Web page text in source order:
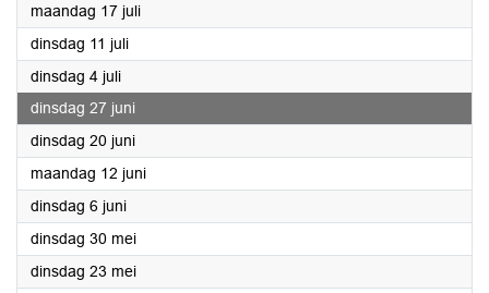
maandag 17 juli2023
dinsdag 11 juli2023
dinsdag 4 juli2023
dinsdag 27 juni
dinsdag 20 juni2023
maandag 12 juni2023
dinsdag 6 juni2023
dinsdag 30 mei2023
dinsdag 23 mei2023